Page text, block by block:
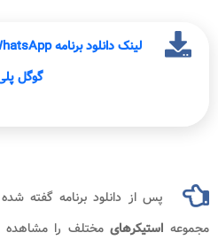
گوگل
پس از دانلود برنامه گفته
مجموعه استیکرهایمختلف را مشاهده